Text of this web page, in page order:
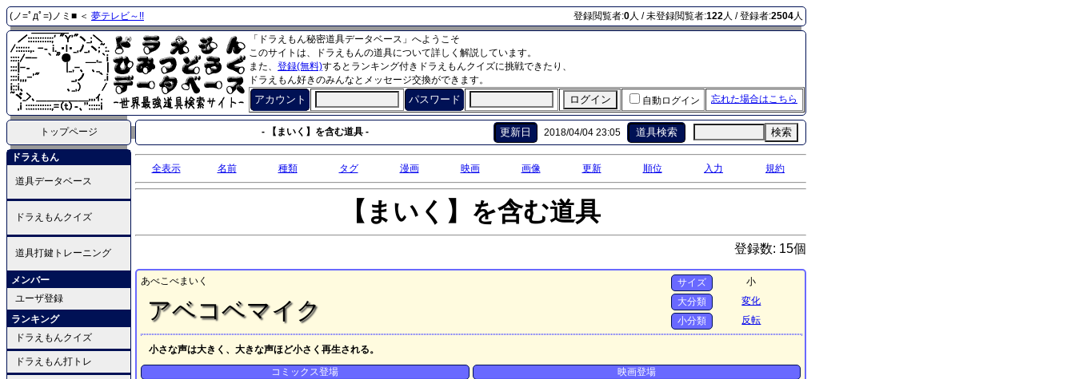
(ノ=ﾟдﾟ=)ノミ■ ＜ 夢テレビ～!! 登録閲覧者:0人 / 未登録閲覧者:122人 / 登録者:2504人
「ドラえもん秘密道具データベース」へようこそ
このサイトは、ドラえもんの道具について詳しく解説しています。
また、 登録(無料)するとランキング付きドラえもんクイズに挑戦できたり、
ドラえもん好きのみんなとメッセージ交換ができます。
アカウント パスワード 自動ログイン 忘れた場合はこちら
トップページ - 【まいく】を含む道具 - 更新日 2018/04/04 23:05 道具検索 検索
ドラえもん
道具データベース
ドラえもんクイズ
道具打鍵トレーニング
メンバー
ユーザ登録
ランキング
ドラえもんクイズ
ドラえもん打トレ
全表示 名前 種類 タグ 漫画 映画 画像 更新 順位 入力 規約
【まいく】を含む道具
登録数: 15個
あべこべまいく
アベコベマイク
サイズ
小
大分類
変化
小分類
反転
小さな声は大きく、大きな声ほど小さく再生される。
コミックス登場
映画登場